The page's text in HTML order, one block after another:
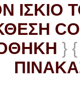
ΙΣΚΙΟ
} {